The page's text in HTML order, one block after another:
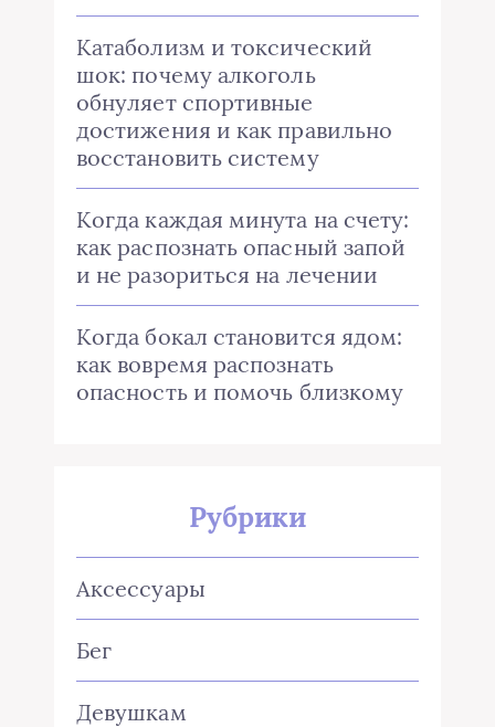
Катаболизм и токсический
шок: почему алкоголь
обнуляет спортивные
достижения и как правильно
восстановить систему
Когда каждая минута на счету:
как распознать опасный запой
и не разориться на лечении
Когда бокал становится ядом:
как вовремя распознать
опасность и помочь близкому
Рубрики
Аксессуары
Бег
Девушкам